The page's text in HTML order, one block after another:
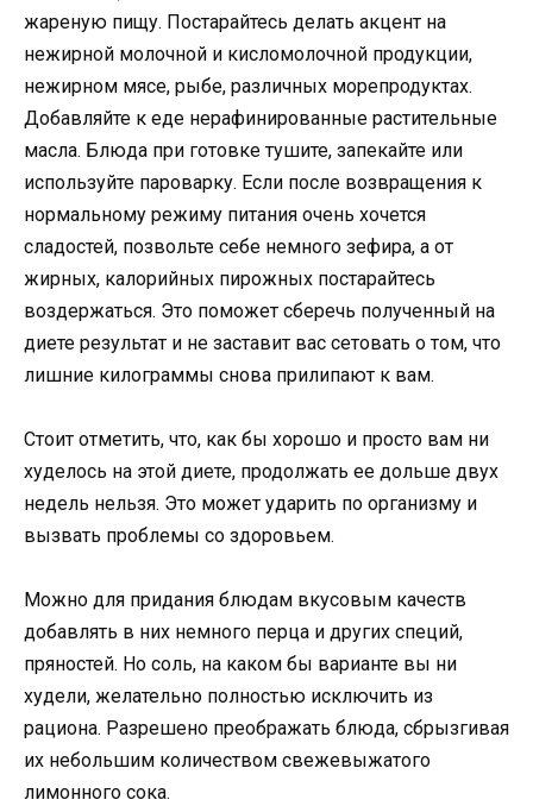
жареную пищу. Постарайтесь делать акцент на
нежирной молочной и кисломолочной продукции,
нежирном мясе, рыбе, различных морепродуктах.
Добавляйте к еде нерафинированные растительные
масла. Блюда при готовке тушите, запекайте или
используйте пароварку. Если после возвращения к
нормальному режиму питания очень хочется
сладостей, позвольте себе немного зефира, а от
жирных, калорийных пирожных постарайтесь
воздержаться. Это поможет сберечь полученный на
диете результат и не заставит вас сетовать о том, что
лишние килограммы снова прилипают к вам.
Стоит отметить, что, как бы хорошо и просто вам ни
худелось на этой диете, продолжать ее дольше двух
недель нельзя. Это может ударить по организму и
вызвать проблемы со здоровьем.
Можно для придания блюдам вкусовым качеств
добавлять в них немного перца и других специй,
пряностей. Но соль, на каком бы варианте вы ни
худели, желательно полностью исключить из
рациона. Разрешено преображать блюда, сбрызгивая
их небольшим количеством свежевыжатого
лимонного сока.